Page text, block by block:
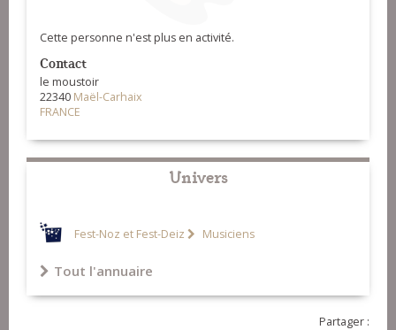
Cette personne n'est plus en activité.
Contact
le moustoir
22340 Maël-Carhaix
FRANCE
Univers
Fest-Noz et Fest-Deiz Musiciens
Tout l'annuaire
Partager :